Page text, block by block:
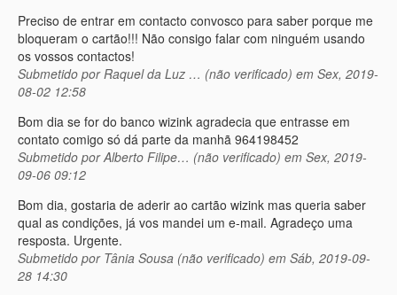
Preciso de entrar em contacto convosco para saber porque me
bloqueram o cartão!!! Não consigo falar com ninguém usando
os vossos contactos!
Submetido por Raquel da Luz … (não verificado) em Sex, 2019-
08-02 12:58
Bom dia se for do banco wizink agradecia que entrasse em
contato comigo só dá parte da manhã 964198452
Submetido porAlberto Filipe… (não verificado) em Sex, 2019-
09-06 09:12
Bom dia, gostaria de aderir ao cartão wizink mas queria saber
qual as condições, já vos mandei um e-mail. Agradeço uma
resposta. Urgente.
Submetido por Tânia Sousa (não verificado) em Sáb, 2019-09-
28 14:30